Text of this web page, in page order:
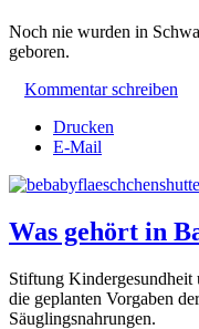
Noch nie wurden in
geboren.
Kommentar schreiben
Drucken
E-Mail
Was gehört in
Stiftung Kindergesundheit
die geplanten Vorgaben
Säuglingsnahrungen.